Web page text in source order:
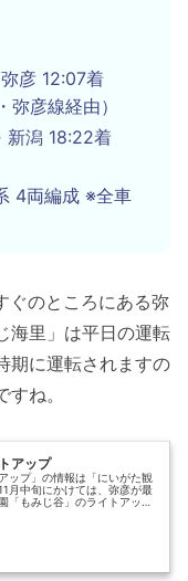
彦 12:07着
弥彦線経由）
潟 18:22着
4両編成 ※全車
ぐのところにある弥
海里」は平日の運転
期に運転されますの
ね。
アップ
ップ」の情報は「にいがた観
月中旬にかけては、弥彦が最
「もみじ谷」のライトアップ